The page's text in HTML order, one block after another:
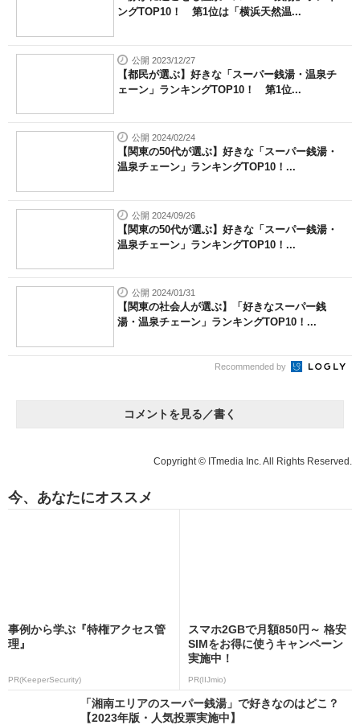
ングTOP10！ 第1位は「横浜天然温...
公開 2023/12/27
【都民が選ぶ】好きな「スーパー銭湯・温泉チ
ェーン」ランキングTOP10！ 第1位...
公開 2024/02/24
【関東の50代が選ぶ】好きな「スーパー銭湯・
温泉チェーン」ランキングTOP10！...
公開 2024/09/26
【関東の50代が選ぶ】好きな「スーパー銭湯・
温泉チェーン」ランキングTOP10！...
公開 2024/01/31
【関東の社会人が選ぶ】「好きなスーパー銭
湯・温泉チェーン」ランキングTOP10！...
Recommended by
コメントを見る／書く
Copyright © ITmedia Inc. All Rights Reserved.
今、あなたにオススメ
事例から学ぶ『特権アクセス管
理』
PR(KeeperSecurity)
スマホ2GBで月額850円～ 格安
SIMをお得に使うキャンペーン
実施中！
PR(IIJmio)
「湘南エリアのスーパー銭湯」で好きなのはどこ？
【2023年版・人気投票実施中】